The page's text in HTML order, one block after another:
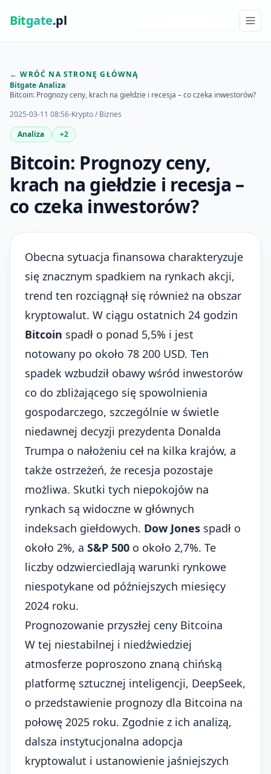
Bitgate.pl
← WRÓĆ NA STRONĘ GŁÓWNĄ
Bitgate/Analiza/
Bitcoin: Prognozy ceny, krach na giełdzie i recesja – co czeka inwestorów?
2025-03-11 08:56 Krypto / Biznes
Analiza
+2
Bitcoin: Prognozy ceny,
krach na giełdzie i recesja –
co czeka inwestorów?
Obecna sytuacja finansowa charakteryzuje
się znacznym spadkiem na rynkach akcji,
trend ten rozciągnął się również na obszar
kryptowalut. W ciągu ostatnich 24 godzin
Bitcoin spadł o ponad 5,5% i jest
notowany po około 78 200 USD. Ten
spadek wzbudził obawy wśród inwestorów
co do zbliżającego się spowolnienia
gospodarczego, szczególnie w świetle
niedawnej decyzji prezydenta Donalda
Trumpa o nałożeniu ceł na kilka krajów, a
także ostrzeżeń, że recesja pozostaje
możliwa. Skutki tych niepokojów na
rynkach są widoczne w głównych
indeksach giełdowych. Dow Jones spadł o
około 2%, a S&P 500 o około 2,7%. Te
liczby odzwierciedlają warunki rynkowe
niespotykane od późniejszych miesięcy
2024 roku.
Prognozowanie przyszłej ceny Bitcoina
W tej niestabilnej i niedźwiedziej
atmosferze poproszono znaną chińską
platformę sztucznej inteligencji, DeepSeek,
o przedstawienie prognozy dla Bitcoina na
połowę 2025 roku. Zgodnie z ich analizą,
dalsza instytucjonalna adopcja
kryptowalut i ustanowienie jaśniejszych